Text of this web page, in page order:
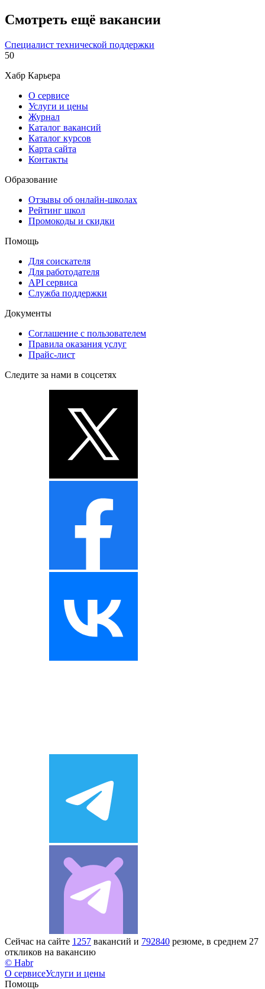
Смотреть ещё вакансии
Специалист технической поддержки
50
Хабр Карьера
О сервисе
Услуги и цены
Журнал
Каталог вакансий
Каталог курсов
Карта сайта
Контакты
Образование
Отзывы об онлайн-школах
Рейтинг школ
Промокоды и скидки
Помощь
Для соискателя
Для работодателя
API сервиса
Служба поддержки
Документы
Соглашение с пользователем
Правила оказания услуг
Прайс-лист
Следите за нами в соцсетях
Сейчас на сайте 1257 вакансий и 792840 резюме, в среднем 27
откликов на вакансию
© Habr
О сервисеУслуги и цены
Помощь